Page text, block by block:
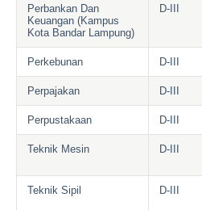
Perbankan Dan
Keuangan (Kampus
Kota Bandar Lampung)
D-III
Perkebunan D-III
Perpajakan D-III
Perpustakaan D-III
Teknik Mesin D-III
Teknik Sipil D-III